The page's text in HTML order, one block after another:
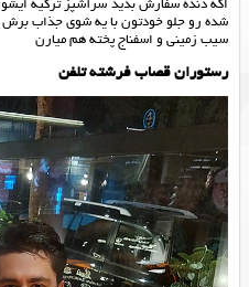
اگه دنده سفارش بدید سرآشپز ترکیه
شده رو جلو خودتون با یه شوی جذاب برش
سیب زمینی و اسفناج پخته هم میارن
رستوران قصاب فرشته تلفن